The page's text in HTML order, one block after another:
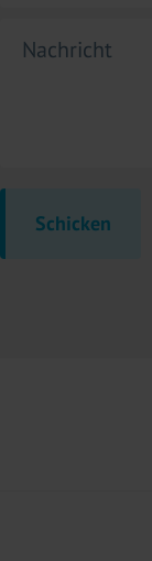
Nachricht
Schicken